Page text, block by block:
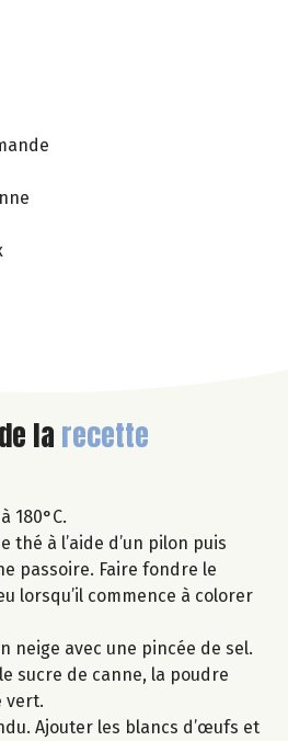
de la recette
180°C.
thé à l’aide d’un pilon puis
passoire. Faire fondre le
lorsqu’il commence à colorer
neige avec une pincée de sel.
sucre de canne, la poudre
vert.
Ajouter les blancs d’œufs et